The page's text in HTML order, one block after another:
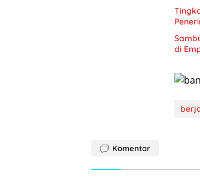
di
Komentar